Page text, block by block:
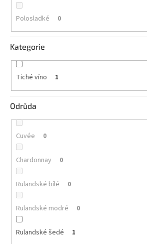
Značky
Přihlášení
Polosladké 0
Kategorie
Tiché víno 1
Odrůda
Cuvée 0
Chardonnay 0
Rulandské bílé 0
Rulandské modré 0
Rulandské šedé 1